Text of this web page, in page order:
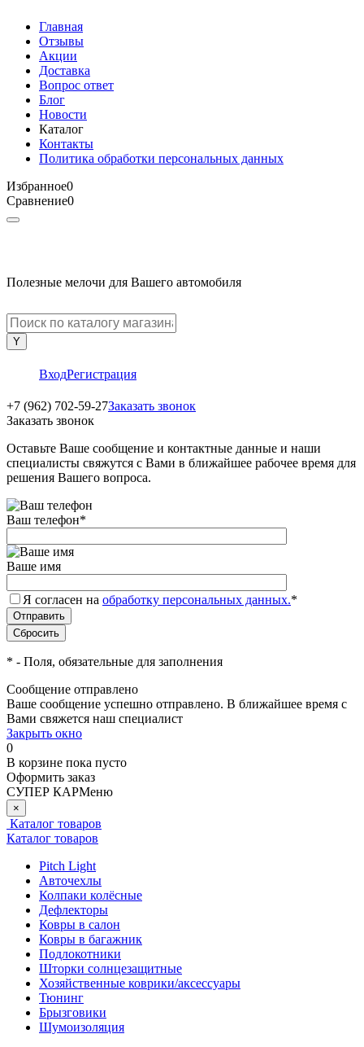
Главная
Отзывы
Акции
Доставка
Вопрос ответ
Блог
Новости
Каталог
Контакты
Политика обработки персональных данных
Избранное0
Сравнение0
Полезные мелочи для Вашего автомобиля
ВходРегистрация
+7 (962) 702-59-27Заказать звонок
Заказать звонок
Оставьте Ваше сообщение и контактные данные и наши
специалисты свяжутся с Вами в ближайшее рабочее время для
решения Вашего вопроса.
Ваш телефон*
Ваше имя
Я согласен на обработку персональных данных.*
* - Поля, обязательные для заполнения
Сообщение отправлено
Ваше сообщение успешно отправлено. В ближайшее время с
Вами свяжется наш специалист
Закрыть окно
0
В корзине пока пусто
Оформить заказ
СУПЕР КАРМеню
×
Каталог товаров
Каталог товаров
Pitch Light
Авточехлы
Колпаки колёсные
Дефлекторы
Ковры в салон
Ковры в багажник
Подлокотники
Шторки солнцезащитные
Хозяйственные коврики/аксессуары
Тюнинг
Брызговики
Шумоизоляция